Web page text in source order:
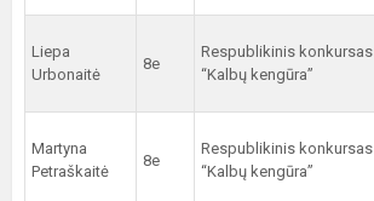
Liepa
Urbonaitė
8e
Respublikinis konkursas
“Kalbų kengūra”
Martyna
Petraškaitė
8e
Respublikinis konkursas
“Kalbų kengūra”